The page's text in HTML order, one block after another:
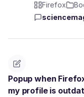
Firefox
Popup when
my profile is